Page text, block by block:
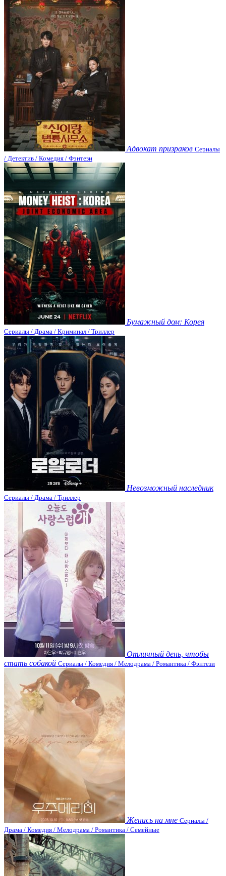
Адвокат призраков Сериалы
/ Детектив / Комедия / Фэнтези
Бумажный дом: Корея
Сериалы / Драма / Криминал / Триллер
Невозможный наследник
Сериалы / Драма / Триллер
Отличный день, чтобы
стать собакой Сериалы / Комедия / Мелодрама / Романтика / Фэнтези
Женись на мне Сериалы /
Драма / Комедия / Мелодрама / Романтика / Семейные